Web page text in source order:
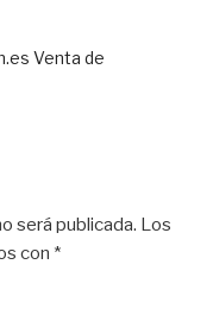
Venta de
será publicada. Los
con *